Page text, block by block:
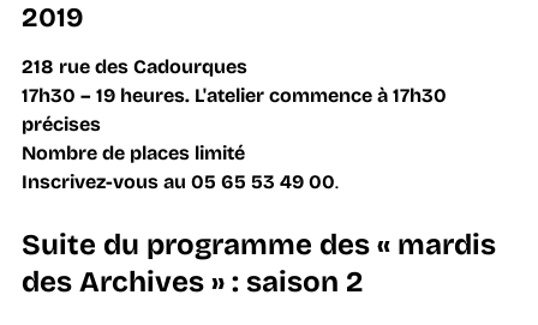
2019
218 rue des Cadourques
17h30 – 19 heures. L'atelier commence à 17h30
précises
Nombre de places limité
Inscrivez-vous au 05 65 53 49 00.
Suite du programme des « mardis
des Archives » : saison 2